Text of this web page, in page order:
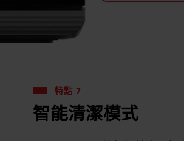
特點 7
智能清潔模式